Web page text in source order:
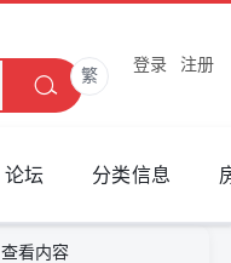
繁
登录 注册
论坛 分类信息
查看内容